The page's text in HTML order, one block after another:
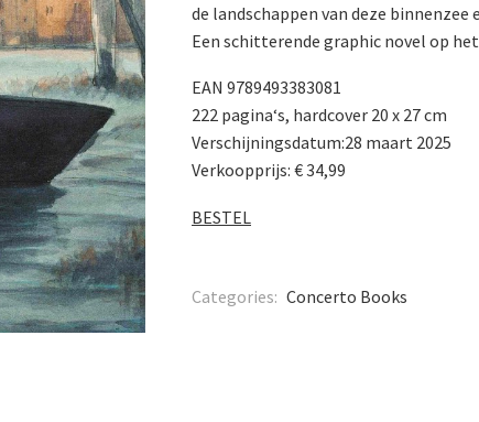
de landschappen van deze
Een schitterende graphic novel op
EAN 9789493383081
222 pagina‘s, hardcover 20 x 27 cm
Verschijningsdatum:28 maart 2025
Verkoopprijs: € 34,99
BESTEL
Categories: Concerto Books